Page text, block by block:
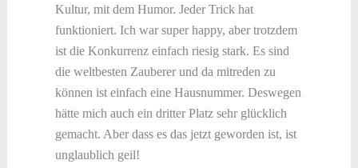
Kultur, mit dem Humor. Jeder Trick hat
funktioniert. Ich war super happy, aber trotzdem
ist die Konkurrenz einfach riesig stark. Es sind
die weltbesten Zauberer und da mitreden zu
können ist einfach eine Hausnummer. Deswegen
hätte mich auch ein dritter Platz sehr glücklich
gemacht. Aber dass es das jetzt geworden ist, ist
unglaublich geil!